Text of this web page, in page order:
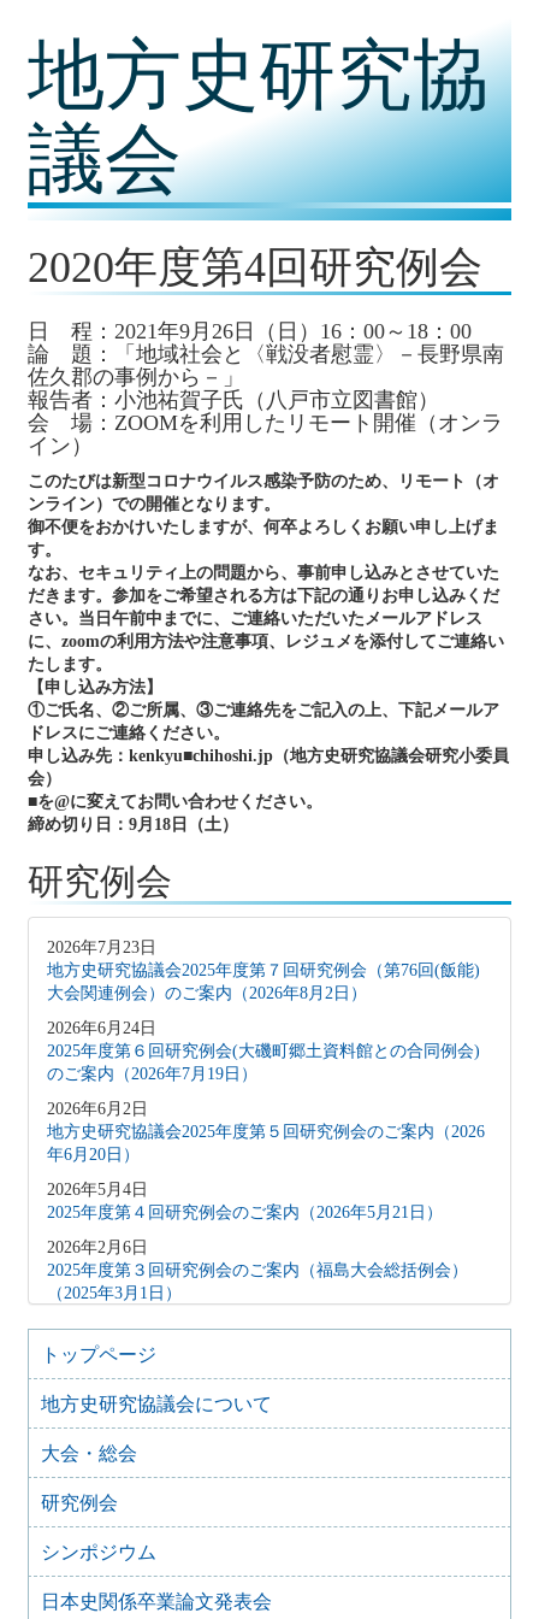
地方史研究協
議会
2020年度第4回研究例会
日 程：2021年9月26日（日）16：00～18：00
論 題：「地域社会と〈戦没者慰霊〉－長野県南
佐久郡の事例から－」
報告者：小池祐賀子氏（八戸市立図書館）
会 場：ZOOMを利用したリモート開催（オンラ
イン）
このたびは新型コロナウイルス感染予防のため、リモート（オ
ンライン）での開催となります。
御不便をおかけいたしますが、何卒よろしくお願い申し上げま
す。
なお、セキュリティ上の問題から、事前申し込みとさせていた
だきます。参加をご希望される方は下記の通りお申し込みくだ
さい。当日午前中までに、ご連絡いただいたメールアドレス
に、zoomの利用方法や注意事項、レジュメを添付してご連絡い
たします。
【申し込み方法】
①ご氏名、②ご所属、③ご連絡先をご記入の上、下記メールア
ドレスにご連絡ください。
申し込み先：kenkyu■chihoshi.jp（地方史研究協議会研究小委員
会）
■を@に変えてお問い合わせください。
締め切り日：9月18日（土）
研究例会
2026年7月23日
地方史研究協議会2025年度第７回研究例会（第76回(飯能)
大会関連例会）のご案内（2026年8月2日）
2026年6月24日
2025年度第６回研究例会(大磯町郷土資料館との合同例会)
のご案内（2026年7月19日）
2026年6月2日
地方史研究協議会2025年度第５回研究例会のご案内（2026
年6月20日）
2026年5月4日
2025年度第４回研究例会のご案内（2026年5月21日）
2026年2月6日
2025年度第３回研究例会のご案内（福島大会総括例会）
（2025年3月1日）
2025年12月5日
2025年度第２回研究例会のご案内（伊予史談会との合同例
会）（2026年１月11日）
2025年10月7日
2025年度第１回研究例会のご案内（加能地域史研究会との
合同例会）（2025年11月8日）
2025年9月3日
2024年度第8回研究例会のご案内（2025年9月27日）
2025年6月5日
20日）
トップページ
地方史研究協議会について
大会・総会
研究例会
シンポジウム
日本史関係卒業論文発表会